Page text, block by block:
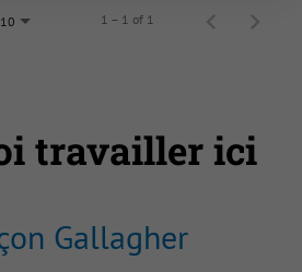
10 1 – 1 of 1
travailler ici
Gallagher